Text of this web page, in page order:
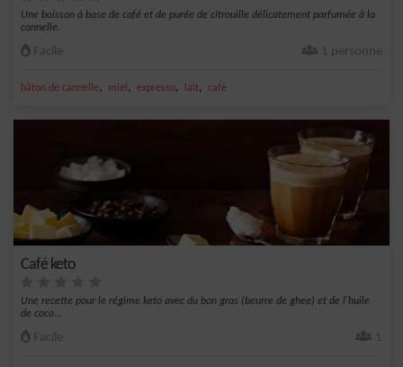
Une boisson à base de café et de purée de citrouille délicatement parfumée à la
cannelle.
Facile 1 personne
bâton de cannelle, miel , expresso, lait, café
Café keto
Une recette pour le régime keto avec du bon gras (beurre de ghee) et de l'huile
de coco...
Facile 1